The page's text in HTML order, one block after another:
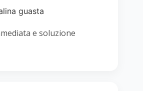
guasta
e soluzione